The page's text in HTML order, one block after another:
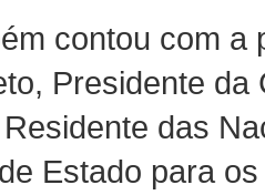
contou com a
Presidente
das
Estado para